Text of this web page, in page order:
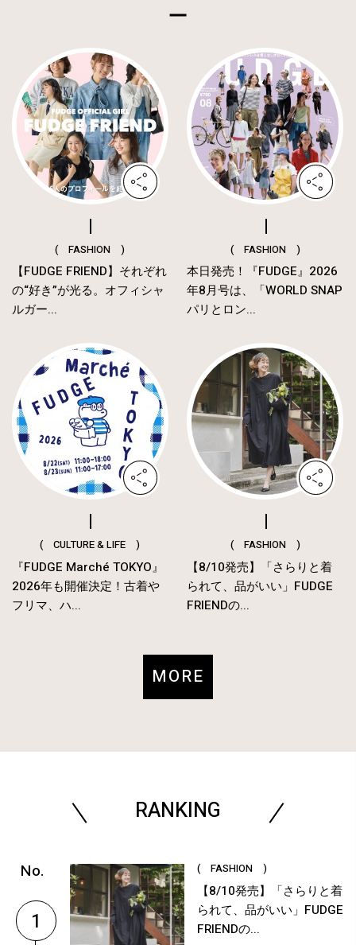
( FASHION )
【FUDGE FRIEND】それぞれ
の“好き”が光る。オフィシャ
ルガー...
( FASHION )
本日発売！『FUDGE』2026
年8月号は、「WORLD SNAP
パリとロン...
( CULTURE & LIFE )
『FUDGE Marché TOKYO』
2026年も開催決定！古着や
フリマ、ハ...
( FASHION )
【8/10発売】「さらりと着
られて、品がいい」FUDGE
FRIENDの...
MORE
RANKING
1
( FASHION )
【8/10発売】「さらりと着
られて、品がいい」FUDGE
FRIENDの...